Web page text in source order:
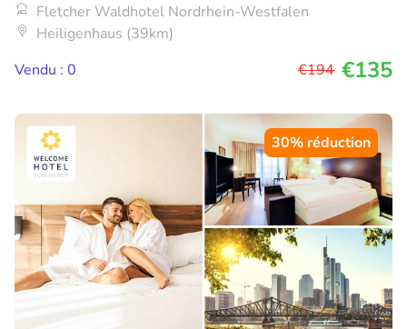
Fletcher Waldhotel Nordrhein-Westfalen
Heiligenhaus (39km)
Vendu : 0
€194 €135
30% réduction